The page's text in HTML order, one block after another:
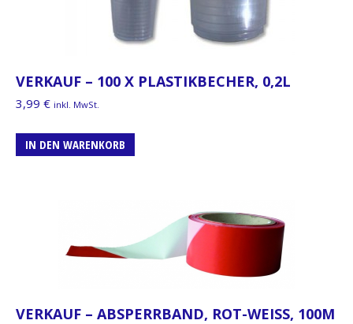
VERKAUF – 100 X PLASTIKBECHER, 0,2L
3,99 € inkl. MwSt.
IN DEN WARENKORB
VERKAUF – ABSPERRBAND, ROT-WEISS, 100M